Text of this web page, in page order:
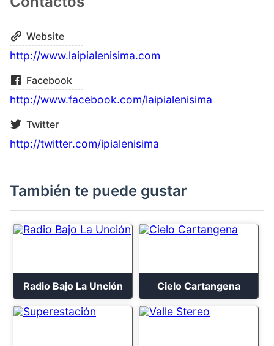
Website
http://www.laipialenisima.com
Facebook
http://www.facebook.com/laipialenisima
Twitter
http://twitter.com/ipialenisima
También te puede gustar
Radio Bajo La Unción Cielo Cartangena